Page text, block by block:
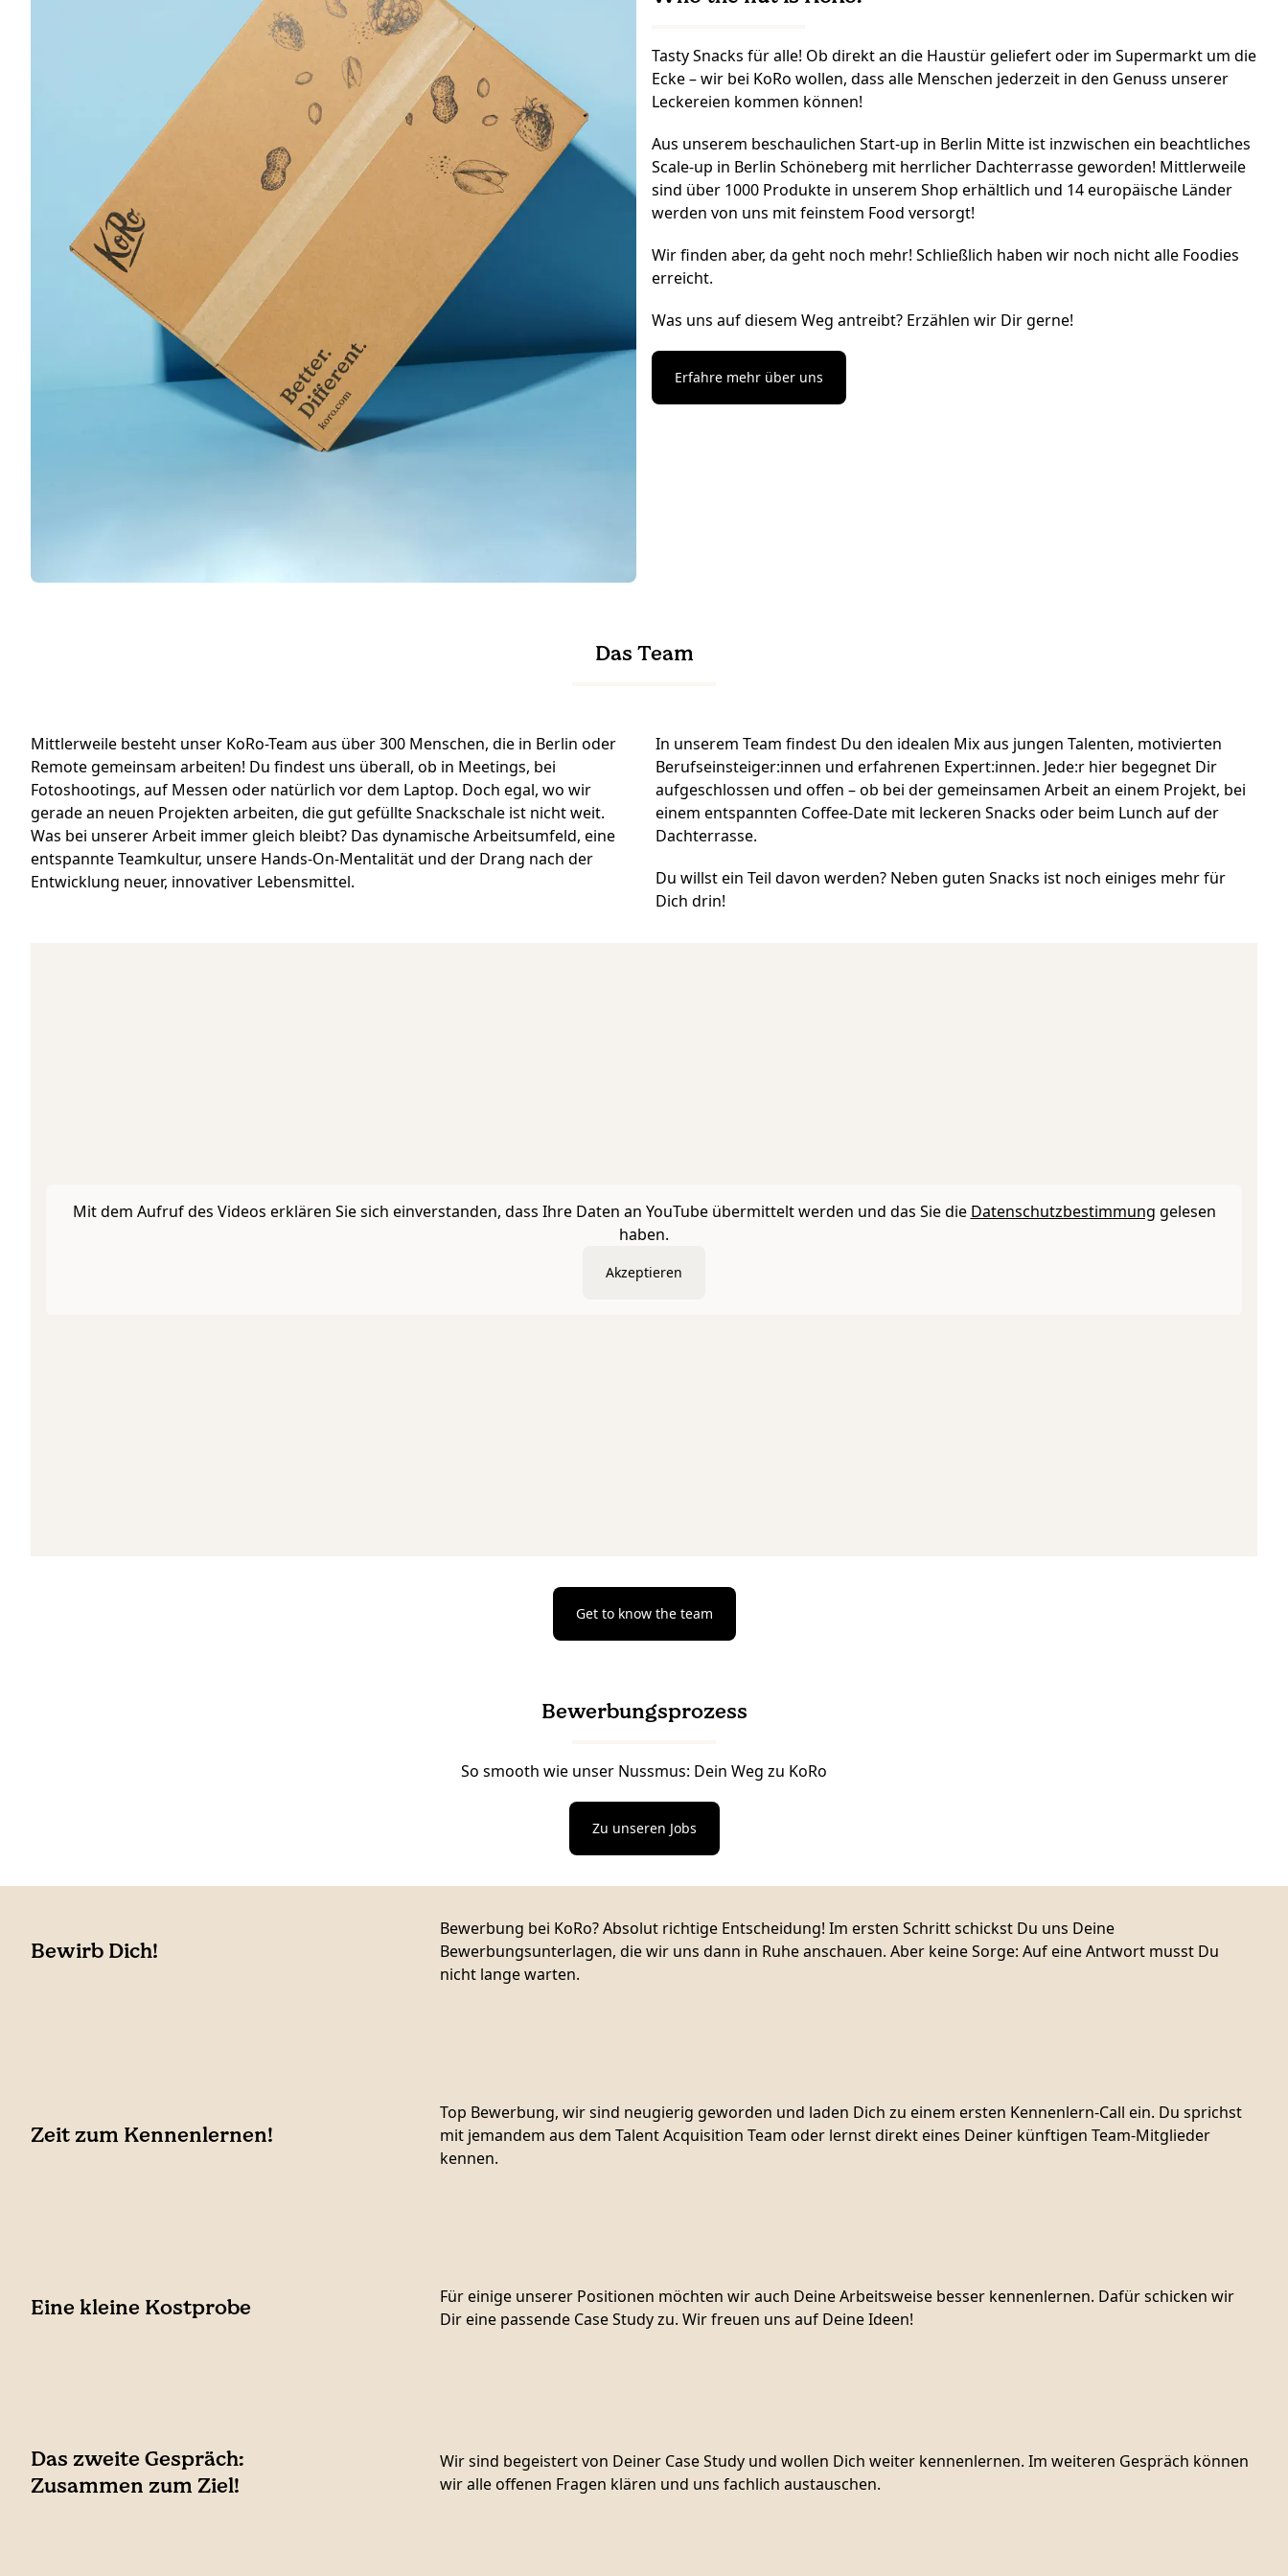
Tasty Snacks für alle! Ob direkt an die Haustür geliefert oder im Supermarkt um die
Ecke – wir bei KoRo wollen, dass alle Menschen jederzeit in den Genuss unserer
Leckereien kommen können!
Aus unserem beschaulichen Start-up in Berlin Mitte ist inzwischen ein beachtliches
Scale-up in Berlin Schöneberg mit herrlicher Dachterrasse geworden! Mittlerweile
sind über 1000 Produkte in unserem Shop erhältlich und 14 europäische Länder
werden von uns mit feinstem Food versorgt!
Wir finden aber, da geht noch mehr! Schließlich haben wir noch nicht alle Foodies
erreicht.
Was uns auf diesem Weg antreibt? Erzählen wir Dir gerne!
Erfahre mehr über uns
Das Team
Mittlerweile besteht unser KoRo-Team aus über 300 Menschen, die in Berlin oder
Remote gemeinsam arbeiten! Du findest uns überall, ob in Meetings, bei
Fotoshootings, auf Messen oder natürlich vor dem Laptop. Doch egal, wo wir
gerade an neuen Projekten arbeiten, die gut gefüllte Snackschale ist nicht weit.
Was bei unserer Arbeit immer gleich bleibt? Das dynamische Arbeitsumfeld, eine
entspannte Teamkultur, unsere Hands-On-Mentalität und der Drang nach der
Entwicklung neuer, innovativer Lebensmittel.
In unserem Team findest Du den idealen Mix aus jungen Talenten, motivierten
Berufseinsteiger:innen und erfahrenen Expert:innen. Jede:r hier begegnet Dir
aufgeschlossen und offen – ob bei der gemeinsamen Arbeit an einem Projekt, bei
einem entspannten Coffee-Date mit leckeren Snacks oder beim Lunch auf der
Dachterrasse.
Du willst ein Teil davon werden? Neben guten Snacks ist noch einiges mehr für
Dich drin!
Mit dem Aufruf des Videos erklären Sie sich einverstanden, dass Ihre Daten an YouTube übermittelt werden und das Sie die Datenschutzbestimmung gelesen
haben.
Akzeptieren
Get to know the team
Bewerbungsprozess
So smooth wie unser Nussmus: Dein Weg zu KoRo
Zu unseren Jobs
Bewirb Dich!
Bewerbung bei KoRo? Absolut richtige Entscheidung! Im ersten Schritt schickst Du uns Deine
Bewerbungsunterlagen, die wir uns dann in Ruhe anschauen. Aber keine Sorge: Auf eine Antwort musst Du
nicht lange warten.
Zeit zum Kennenlernen!
Top Bewerbung, wir sind neugierig geworden und laden Dich zu einem ersten Kennenlern-Call ein. Du sprichst
mit jemandem aus dem Talent Acquisition Team oder lernst direkt eines Deiner künftigen Team-Mitglieder
kennen.
Eine kleine Kostprobe
Für einige unserer Positionen möchten wir auch Deine Arbeitsweise besser kennenlernen. Dafür schicken wir
Dir eine passende Case Study zu. Wir freuen uns auf Deine Ideen!
Das zweite Gespräch:
Zusammen zum Ziel!
Wir sind begeistert von Deiner Case Study und wollen Dich weiter kennenlernen. Im weiteren Gespräch können
wir alle offenen Fragen klären und uns fachlich austauschen.